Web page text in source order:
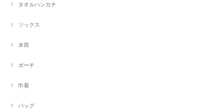
タオルハンカチ
ソックス
水筒
ポーチ
巾着
バッグ